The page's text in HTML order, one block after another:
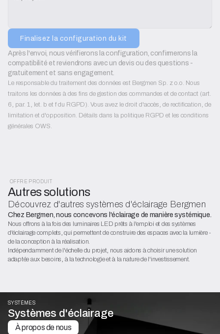
Finalisez la configuration du kit
Après l'envoi, nous vérifierons la configuration, confirmerons la
compatibilité et reviendrons avec un devis ou des questions -
gratuitement et sans engagement.
Le responsable du traitement des données est Bergmen Sp. z o.o. Nous
traitons les données à des fins de gestion des commandes et de contact (art.
6, par. 1, let. b et f du RGPD). Vous avez le droit d'accès, de rectification, de
limitation et d'opposition. Détails dans la politique RGPD et les conditions
générales OWS.
OFFRE PRODUIT
Autres solutions
Découvrez d'autres systèmes d'éclairage Bergmen
Chez Bergmen, nous concevons l'éclairage de manière systémique.
Nous offrons à la fois des luminaires LED prêts à l'emploi et des systèmes
d'éclairage complets, qui permettent de construire des espaces avec la lumière -
de la conception à la réalisation.
Indépendamment de l'échelle du projet, nous aidons à choisir une solution
adaptée aux besoins, à la technologie et à la nature de l'investissement.
SYSTÈMES
Systèmes d'éclairage
À propos de nous